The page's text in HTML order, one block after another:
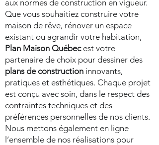
aux normes de construction en vigueur.
Que vous souhaitiez construire votre
maison de rêve, rénover un espace
existant ou agrandir votre habitation,
Plan Maison Québecest votre
partenaire de choix pour dessiner des
plans de construction innovants,
pratiques et esthétiques. Chaque projet
est conçu avec soin, dans le respect des
contraintes techniques et des
préférences personnelles de nos clients.
Nous mettons également en ligne
l’ensemble de nos réalisations pour